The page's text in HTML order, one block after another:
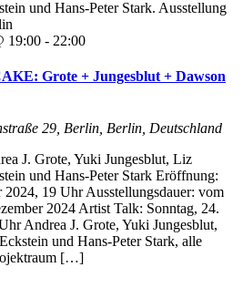
19:00 - 22:00
Grote + Jungesblut + Dawson
29, Berlin, Berlin, Deutschland
J. Grote, Yuki Jungesblut, Liz
und Hans-Peter Stark Eröffnung:
19 Uhr Ausstellungsdauer: vom
2024 Artist Talk: Sonntag, 24.
Andrea J. Grote, Yuki Jungesblut,
und Hans-Peter Stark, alle
[…]